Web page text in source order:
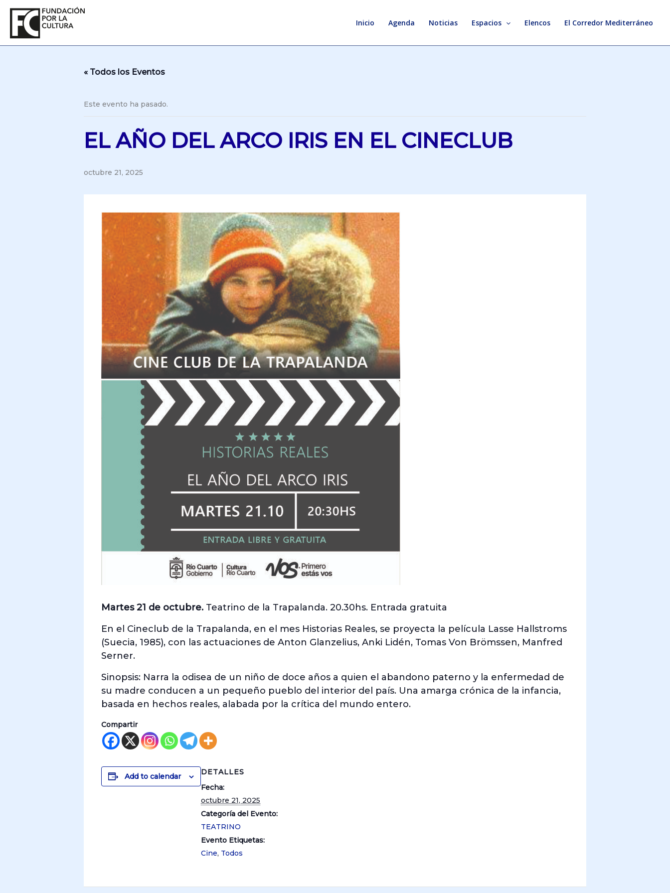
contenido
Inicio Agenda Noticias Espacios Elencos El Corredor Mediterráneo
« Todos los Eventos
Este evento ha pasado.
EL AÑO DEL ARCO IRIS EN EL CINECLUB
octubre 21, 2025
Martes 21 de octubre. Teatrino de la Trapalanda. 20.30hs. Entrada gratuita
En el Cineclub de la Trapalanda, en el mes Historias Reales, se proyecta la película Lasse Hallstroms
(Suecia, 1985), con las actuaciones de Anton Glanzelius, Anki Lidén, Tomas Von Brömssen, Manfred
Serner.
Sinopsis: Narra la odisea de un niño de doce años a quien el abandono paterno y la enfermedad de
su madre conducen a un pequeño pueblo del interior del país. Una amarga crónica de la infancia,
basada en hechos reales, alabada por la crítica del mundo entero.
Compartir
Add to calendar
DETALLES
Fecha:
octubre 21, 2025
Categoría del Evento:
TEATRINO
Evento Etiquetas:
Cine, Todos